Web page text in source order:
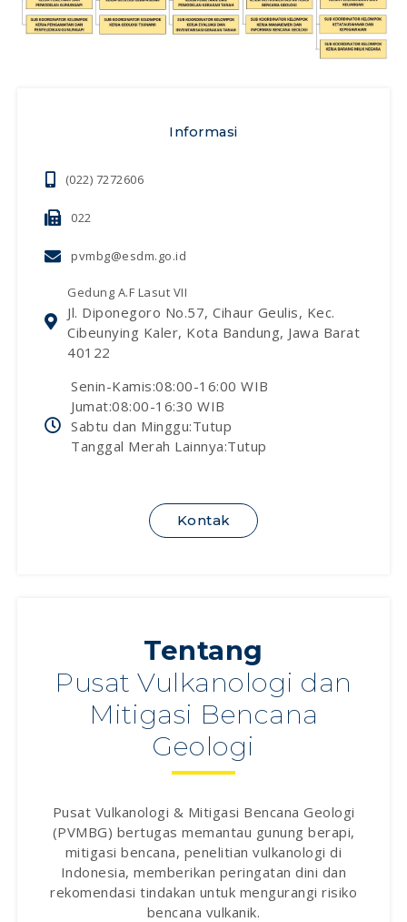
Informasi
(022) 7272606
022
pvmbg@esdm.go.id
Gedung A.F Lasut VII
Jl. Diponegoro No.57, Cihaur Geulis, Kec.
Cibeunying Kaler, Kota Bandung, Jawa Barat
40122
Senin-Kamis:08:00-16:00 WIB
Jumat:08:00-16:30 WIB
Sabtu dan Minggu:Tutup
Tanggal Merah Lainnya:Tutup
Kontak
Tentang
Pusat Vulkanologi dan
Mitigasi Bencana
Geologi
Pusat Vulkanologi & Mitigasi Bencana Geologi
(PVMBG) bertugas memantau gunung berapi,
mitigasi bencana, penelitian vulkanologi di
Indonesia, memberikan peringatan dini dan
rekomendasi tindakan untuk mengurangi risiko
bencana vulkanik.